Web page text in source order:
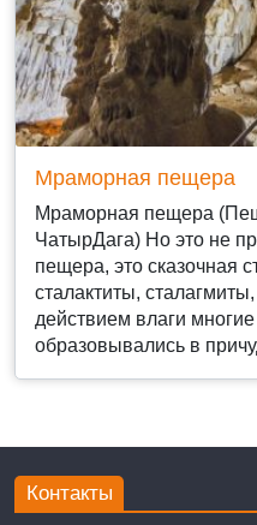
Мраморная пещера
Мраморная пещера
ЧатырДага) Но это не
пещера, это сказочная
сталактиты,
действием влаги
образовывались в
Контакты